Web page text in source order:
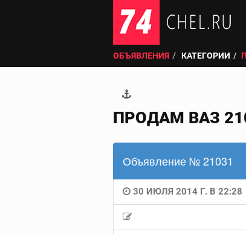
ОБЪЯВЛЕНИЯ КАТЕГОРИИ
ПРОДАМ ВАЗ
Объявление № 21031
30 ИЮЛЯ 2014 Г. В 22:28